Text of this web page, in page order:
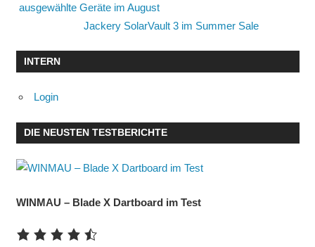
ausgewählte Geräte im August
Jackery SolarVault 3 im Summer Sale
INTERN
Login
DIE NEUSTEN TESTBERICHTE
WINMAU – Blade X Dartboard im Test